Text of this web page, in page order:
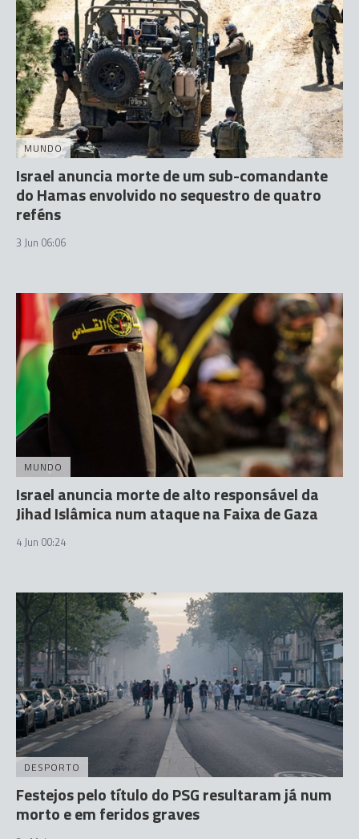
MUNDO
Israel anuncia morte de um sub-comandante
do Hamas envolvido no sequestro de quatro
reféns
3 Jun 06:06
MUNDO
Israel anuncia morte de alto responsável da
Jihad Islâmica num ataque na Faixa de Gaza
4 Jun 00:24
DESPORTO
Festejos pelo título do PSG resultaram já num
morto e em feridos graves